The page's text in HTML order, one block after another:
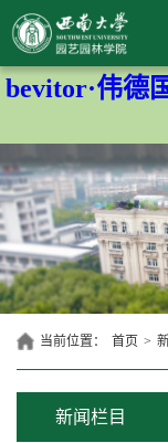
bevitor·伟德
当前位置： 首页 >
新闻栏目